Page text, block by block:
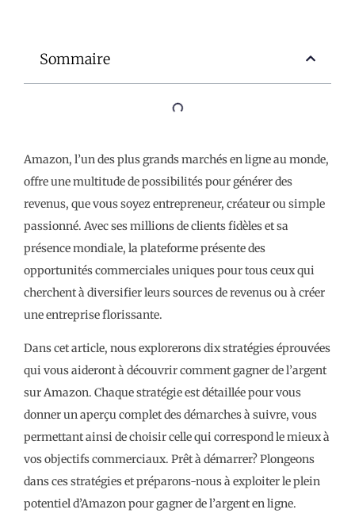
Sommaire
Amazon, l’un des plus grands marchés en ligne au monde,
offre une multitude de possibilités pour générer des
revenus, que vous soyez entrepreneur, créateur ou simple
passionné. Avec ses millions de clients fidèles et sa
présence mondiale, la plateforme présente des
opportunités commerciales uniques pour tous ceux qui
cherchent à diversifier leurs sources de revenus ou à créer
une entreprise florissante.
Dans cet article, nous explorerons dix stratégies éprouvées
qui vous aideront à découvrir comment gagner de l’argent
sur Amazon. Chaque stratégie est détaillée pour vous
donner un aperçu complet des démarches à suivre, vous
permettant ainsi de choisir celle qui correspond le mieux à
vos objectifs commerciaux. Prêt à démarrer? Plongeons
dans ces stratégies et préparons-nous à exploiter le plein
potentiel d’Amazon pour gagner de l’argent en ligne.